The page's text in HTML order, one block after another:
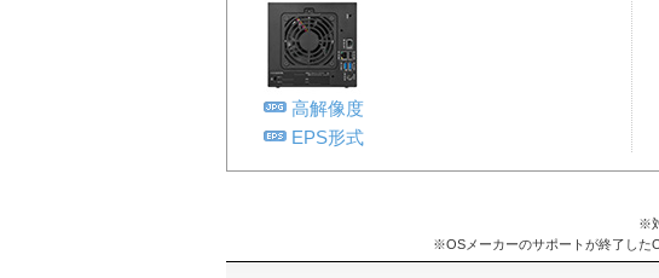
高解像度
EPS形式
※
※OSメーカーのサポートが終了した